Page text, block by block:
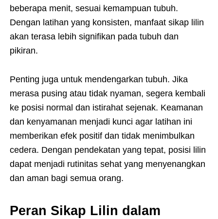
beberapa menit, sesuai kemampuan tubuh.
Dengan latihan yang konsisten, manfaat sikap lilin
akan terasa lebih signifikan pada tubuh dan
pikiran.
Penting juga untuk mendengarkan tubuh. Jika
merasa pusing atau tidak nyaman, segera kembali
ke posisi normal dan istirahat sejenak. Keamanan
dan kenyamanan menjadi kunci agar latihan ini
memberikan efek positif dan tidak menimbulkan
cedera. Dengan pendekatan yang tepat, posisi lilin
dapat menjadi rutinitas sehat yang menyenangkan
dan aman bagi semua orang.
Peran Sikap Lilin dalam